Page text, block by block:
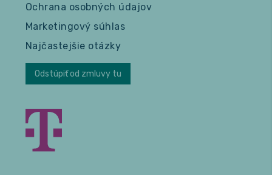
Ochrana osobných údajov
Marketingový súhlas
Najčastejšie otázky
Odstúpiť od zmluvy tu